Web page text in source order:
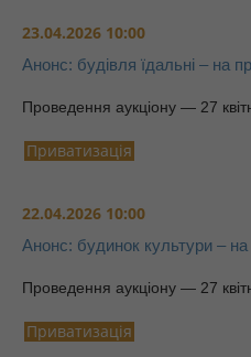
23.04.2026 10:00
Анонс: будівля їдальні – на
Проведення аукціону — 27
Приватизація
22.04.2026 10:00
Анонс: будинок культури – на
Проведення аукціону — 27
Приватизація